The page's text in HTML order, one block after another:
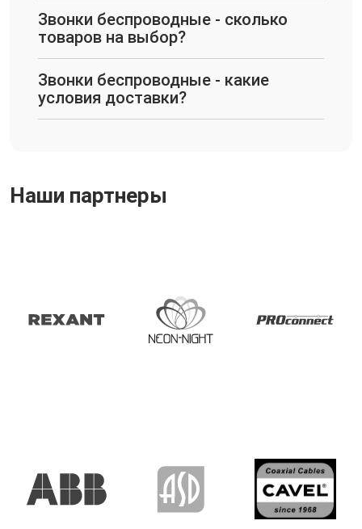
Звонки беспроводные - сколько
товаров на выбор?
Звонки беспроводные - какие
условия доставки?
Наши партнеры